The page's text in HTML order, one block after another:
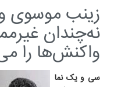
زینب موسوی
نه‌چندان
واکنش‌ها را
سی و یک نما